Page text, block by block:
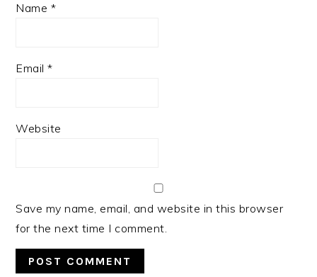
Name *
Email*
Website
Save my name, email, and website in this browser
for the next time I comment.